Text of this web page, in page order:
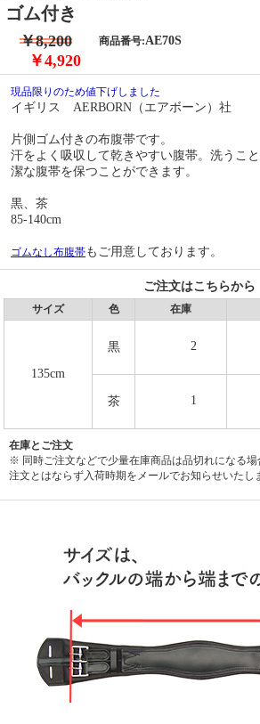
ゴム付き
￥8,200
￥4,920
商品番号:AE70S
現品限りのため値下げしました
イギリス AERBORN（エアボーン）社
片側ゴム付きの布腹帯です。
汗をよく吸収して乾きやすい腹帯。洗うこ
潔な腹帯を保つことができます。
黒、茶
85-140cm
ゴムなし布腹帯もご用意しております。
ご注文はこちらから
サイズ 色 在庫
135cm
黒 2
茶 1
在庫とご注文
※ 同時ご注文などで少量在庫商品は品切れになる
注文とはならず入荷時期をメールでお知らせいたし